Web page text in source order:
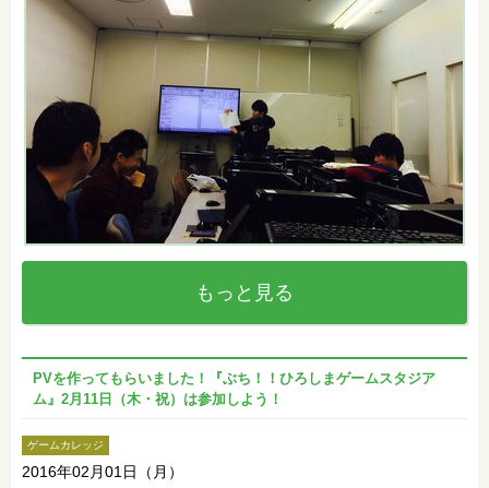
もっと見る
PVを作ってもらいました！『ぶち！！ひろしまゲームスタジア
ム』2月11日（木・祝）は参加しよう！
ゲームカレッジ
2016年02月01日（月）